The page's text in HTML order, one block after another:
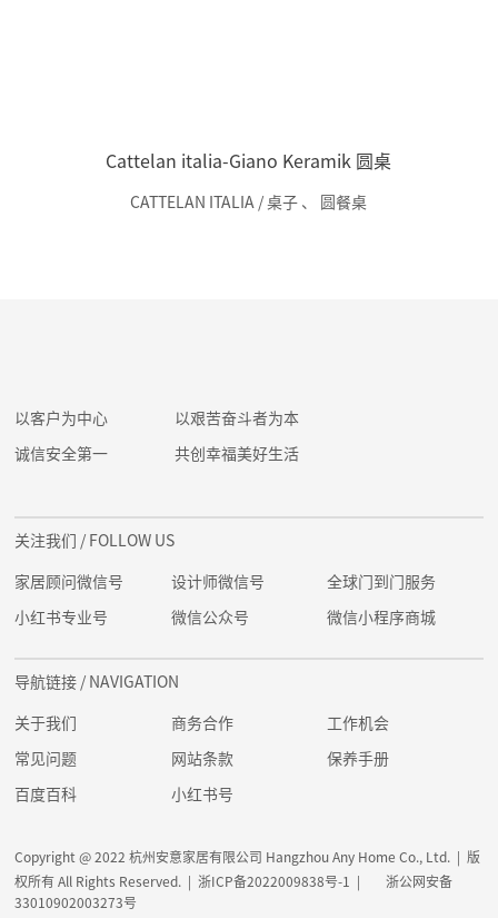
Cattelan italia-Giano Keramik 圆桌
CATTELAN ITALIA / 桌子 、 圆餐桌
以客户为中心 以艰苦奋斗者为本
诚信安全第一 共创幸福美好生活
关注我们 / FOLLOW US
家居顾问微信号 设计师微信号 全球门到门服务
小红书专业号 微信公众号 微信小程序商城
导航链接 / NAVIGATION
关于我们 商务合作 工作机会
常见问题 网站条款 保养手册
百度百科 小红书号
Copyright @ 2022 杭州安意家居有限公司 Hangzhou Any Home Co., Ltd. | 版
权所有 All Rights Reserved. |浙ICP备2022009838号-1
浙公网安备
33010902003273号